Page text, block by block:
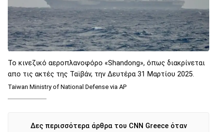
Το κινεζικό αεροπλανοφόρο «Shandong», όπως διακρίνεται
απο τις ακτές της Ταϊβάν, την Δευτέρα 31 Μαρτίου 2025.
Taiwan Ministry of National Defense via AP
Δες περισσότερα άρθρα του CNN Greece όταν